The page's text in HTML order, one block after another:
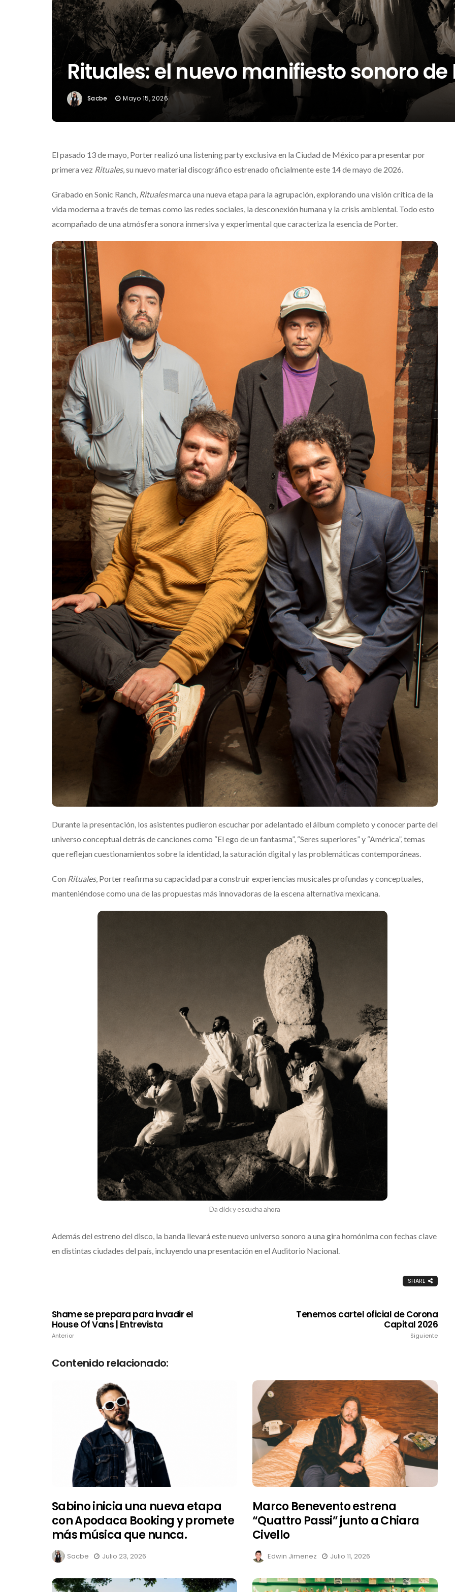
Rituales: el nuevo manifiesto sonoro de
Sacbe Mayo 15, 2026
El pasado 13 de mayo, Porterrealizó una listening party exclusiva en la Ciudad de México para presentar por
primera vez Rituales, su nuevo material discográfico estrenado oficialmente este 14 de mayo de 2026.
Grabado en Sonic Ranch, Ritualesmarca una nueva etapa para la agrupación, explorando una visión crítica de la
vida moderna a través de temas como las redes sociales, la desconexión humana y la crisis ambiental. Todo esto
acompañado de una atmósfera sonora inmersiva y experimental que caracteriza la esencia de Porter.
Durante la presentación, los asistentes pudieron escuchar por adelantado el álbum completo y conocer parte del
universo conceptual detrás de canciones como “El ego de un fantasma”, “Seres superiores” y “América”, temas
que reflejan cuestionamientos sobre la identidad, la saturación digital y las problemáticas contemporáneas.
Con Rituales, Porterreafirma su capacidad para construir experiencias musicales profundas y conceptuales,
manteniéndose como una de las propuestas más innovadoras de la escena alternativa mexicana.
Da click y escucha ahora
Además del estreno del disco, la banda llevará este nuevo universo sonoro a una gira homónima con fechas clave
en distintas ciudades del país, incluyendo una presentación en el Auditorio Nacional
SHARE
Shame se prepara para invadir el
House Of Vans | Entrevista
Anterior
Tenemos cartel oficial de Corona
Capital 2026
Siguiente
Contenido relacionado:
Sabino inicia una nueva etapa
con Apodaca Booking y promete
más música que nunca.
Sacbe Julio 23, 2026
Marco Benevento estrena
“Quattro Passi” junto a Chiara
Civello
Edwin Jimenez Julio 11, 2026
Destino Dos Equis 2026: La
gran celebración sonora
que transformará las
noches de Boca del Río y
Mérida
Edwin Jimenez Julio 13, 2026
JACK WHITE lanza su
séptimo álbum de estudio
‘Frozen Charlotte’
Edwin Jimenez